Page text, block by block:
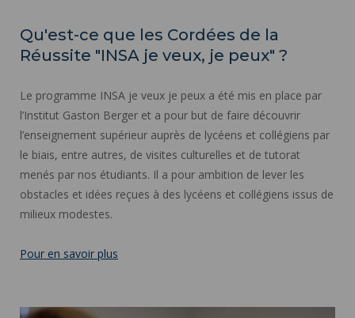
Qu'est-ce que les Cordées de la
Réussite "INSA je veux, je peux" ?
Le programme INSA je veux je peux a été mis en place par
l’Institut Gaston Berger et a pour but de faire découvrir
l’enseignement supérieur auprès de lycéens et collégiens par
le biais, entre autres, de visites culturelles et de tutorat
menés par nos étudiants. Il a pour ambition de lever les
obstacles et idées reçues à des lycéens et collégiens issus de
milieux modestes.
Pour en savoir plus